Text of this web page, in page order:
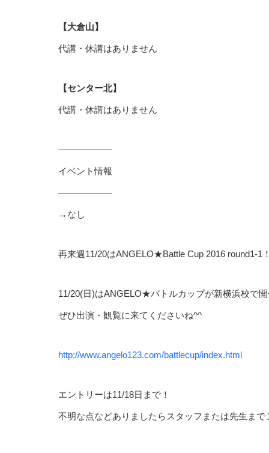
【大倉山】
代講・休講はありません
【センター北】
代講・休講はありません
——————
イベント情報
——————
→なし
再来週11/20はANGELO★Battle Cup 2016 round1-1
11/20(日)はANGELO★バトルカップが新横浜校で開
ぜひ出演・観覧に来てくださいね^^
http://www.angelo123.com/battlecup/index.html
エントリーは11/18日まで！
不明な点などありましたらスタッフまたは先生まで